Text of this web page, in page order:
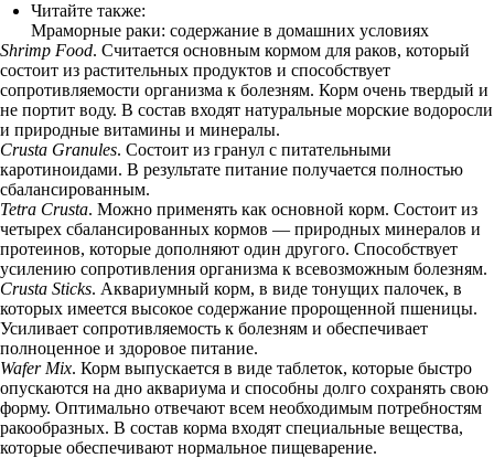
Читайте также:
Мраморные раки: содержание в домашних условиях
Shrimp Food. Считается основным кормом для раков, который
состоит из растительных продуктов и способствует
сопротивляемости организма к болезням. Корм очень твердый и
не портит воду. В состав входят натуральные морские водоросли
и природные витамины и минералы.
Crusta Granules. Состоит из гранул с питательными
каротиноидами. В результате питание получается полностью
сбалансированным.
Tetra Crusta. Можно применять как основной корм. Состоит из
четырех сбалансированных кормов — природных минералов и
протеинов, которые дополняют один другого. Способствует
усилению сопротивления организма к всевозможным болезням.
Crusta Sticks. Аквариумный корм, в виде тонущих палочек, в
которых имеется высокое содержание пророщенной пшеницы.
Усиливает сопротивляемость к болезням и обеспечивает
полноценное и здоровое питание.
Wafer Mix. Корм выпускается в виде таблеток, которые быстро
опускаются на дно аквариума и способны долго сохранять свою
форму. Оптимально отвечают всем необходимым потребностям
ракообразных. В состав корма входят специальные вещества,
которые обеспечивают нормальное пищеварение.